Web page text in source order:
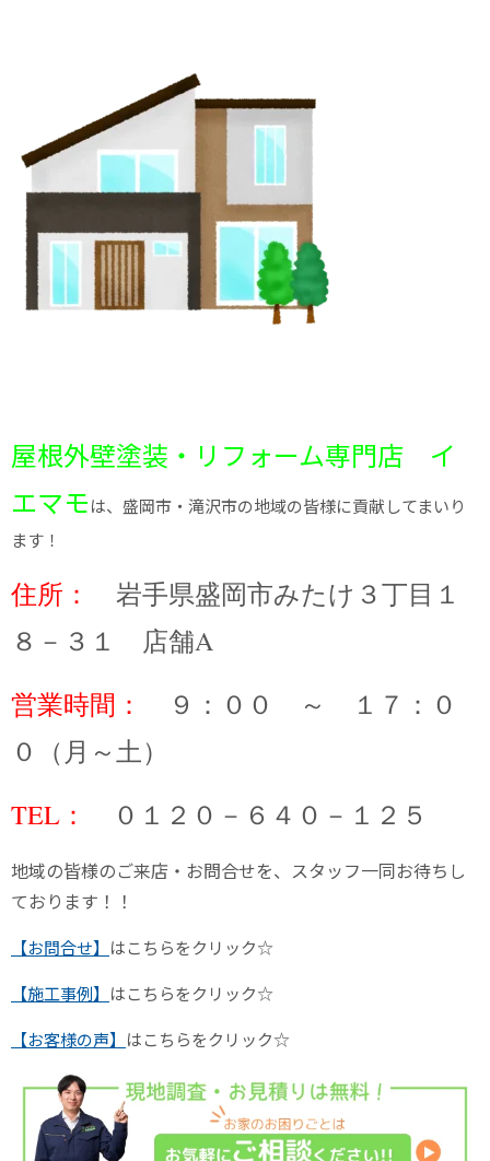
屋根外壁塗装・リフォーム専門店 イ
エマモは、盛岡市・滝沢市の地域の皆様に貢献してまいり
ます！
住所：
岩手県盛岡市みたけ３丁目１
８－３１ 店舗A
営業時間：
９：００ ～ １７：０
０（月～土）
TEL：
０１２０－６４０－１２５
地域の皆様のご来店・お問合せを、スタッフ一同お待ちし
ております！！
【お問合せ】 はこちらをクリック☆
【施工事例】 はこちらをクリック☆
【お客様の声】 はこちらをクリック☆